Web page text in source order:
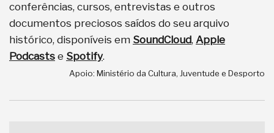
conferências, cursos, entrevistas e outros
documentos preciosos saídos do seu arquivo
histórico, disponíveis em SoundCloud, Apple
Podcasts e Spotify.
Apoio: Ministério da Cultura, Juventude e Desporto